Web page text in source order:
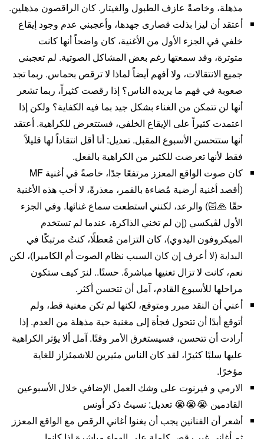
مذهلة، وخاصةً عازف الطبول والغيتار. كان الراقصون مذهلين.
أعتقد أن ليزا بذلت قصارى جهدها، وأعجبني عدم وجود إيقاع
خلفي في الجزء الأول من الأغنية، كان واضحاً أنها كانت
متوترة، وقد سمعتها رغم بعض المشاكل الصوتية. لم تعجبني
جميع الانتقالات، ولا أفهم أيضاً لماذا لا ترقص بحماس. ربما تجد
صعوبة في فهم ما يريده الناس؟ إذا رقصت كثيراً، ربما تشعر
أنها لن تتمكن من الغناء بشكل جيد بما فيه الكفاية؟ ولكن إذا
اعتمدت كثيراً على الإيقاع الخلفي، فستتعرض للكراهية. أعتقد
أنها ستتحسن الأسبوع المقبل. تعديل: أنا أقل انتقاداً لها قليلاً
فقط لأنها تعرضت للكثير من الكراهية بالفعل.
كان صوت الواقع المعزز مرتفعًا جدًا، خاصةً في أغنية MF
(أقصد أغنية أرضية مُضاءة بالقمر، معذرةً، لا أحب هذه الأغنية
حقًا 🙏🏻) والرعد، لكنني استطعت سماع غنائها. وفي الجزء
الأول لڤيكسي (إن لم تخني الذاكرة، عندما لم تستخدم
الميكروفون اليدوي)، كان التزامن مُعطلًا، كنتُ مرتبكًا في
البداية (لا أعرف إن كان السبب نظام الصوت أم الكاميرا)، لكن
نعم، كانت لا تزال تغنيها مباشرةً. حسنًا.. لنرَ كيف ستكون
مراحلها للأسبوع القادم، آمل أن تتحسن أكثر.
أعني أن النقد مبرر ومتوقع، لكنها لم تكن مغنية قط، ولم
أتوقع أبدًا أن تتحول فجأة إلى مغنية حية مذهلة من العدم. إذا
أرادت أن تتحسن، فسيستغرق الأمر وقتًا. آمل ألا يؤثر الكراهية
عليها سلبًا كثيرًا، لقد كان الناس مثيرين للاشمئزاز للغاية
مؤخرًا.
الارمي و فيرنوت على وشك العمل الإضافي خلال الأسبوعين
القادمين 😭😭😭 تعديل: نسيتُ ذكر أونس
أشعر أن الفنانين يجب أن يغنوا أغاني الرقص مع الواقع المعزز